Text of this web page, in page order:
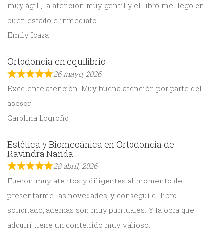
muy ágil , la atención muy gentil y el libro me llegó en
buen estado e inmediato
Emily Icaza
Ortodoncia en equilibrio
26 mayo, 2026
Excelente atención. Muy buena atención por parte del
asesor.
Carolina Logroño
Estética y Biomecánica en Ortodoncia de
Ravindra Nanda
28 abril, 2026
Fueron muy atentos y diligentes al momento de
presentarme las novedades, y conseguí el libro
solicitado, además son muy puntuales. Y la obra que
adquirí tiene un contenido muy valioso.